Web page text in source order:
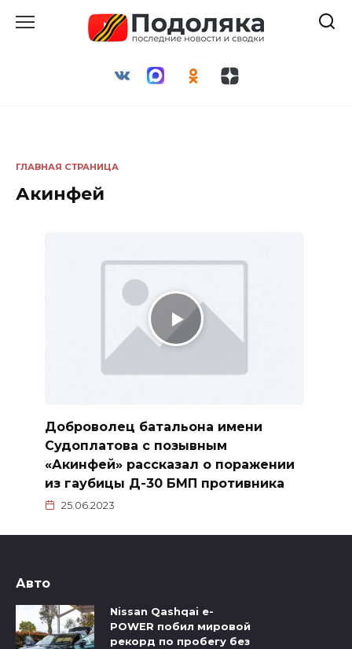
ГЛАВНАЯ СТРАНИЦА
Акинфей
Доброволец батальона имени
Судоплатова с позывным
«Акинфей» рассказал о поражении
из гаубицы Д-30 БМП противника
25.06.2023
Авто
Nissan Qashqai e-
POWER побил мировой
рекорд по пробегу без